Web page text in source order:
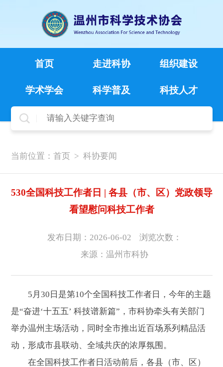
首页 走进科协 组织建设
学术学会 科学普及 科技人才
当前位置： 首页 > 科协要闻
530全国科技工作者日 | 各县（市、区）党政领导
看望慰问科技工作者
发布日期：2026-06-02
浏览次数：
来源：温州市科协
5月30日是第10个全国科技工作者日，今年的主题
是“奋进‘十五五’ 科技谱新篇”，市科协牵头有关部门
举办温州主场活动，同时全市推出近百场系列精品活
动，形成市县联动、全域共庆的浓厚氛围。
在全国科技工作者日活动前后，各县（市、区）